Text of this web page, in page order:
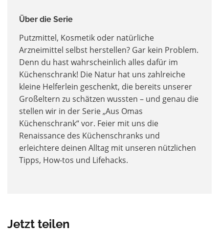
Über die Serie
Putzmittel, Kosmetik oder natürliche
Arzneimittel selbst herstellen? Gar kein Problem.
Denn du hast wahrscheinlich alles dafür im
Küchenschrank! Die Natur hat uns zahlreiche
kleine Helferlein geschenkt, die bereits unserer
Großeltern zu schätzen wussten – und genau die
stellen wir in der Serie „Aus Omas
Küchenschrank“ vor. Feier mit uns die
Renaissance des Küchenschranks und
erleichtere deinen Alltag mit unseren nützlichen
Tipps, How-tos und Lifehacks.
Jetzt teilen